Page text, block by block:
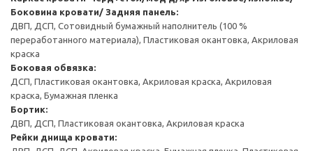
Боковина кровати/ Задняя панель:
ДВП, ДСП, Сотовидный бумажный наполнитель (100 %
переработанного материала), Пластиковая окантовка, Акриловая
краска
Боковая обвязка:
ДСП, Пластиковая окантовка, Акриловая краска, Акриловая
краска, Бумажная пленка
Бортик:
ДВП, ДСП, Пластиковая окантовка, Акриловая краска
Рейки днища кровати: